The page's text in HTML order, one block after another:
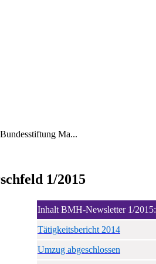
Ma...
1/2015
Inhalt BMH-Newsletter 1/2015:
Tätigkeitsbericht 2014
Umzug abgeschlossen